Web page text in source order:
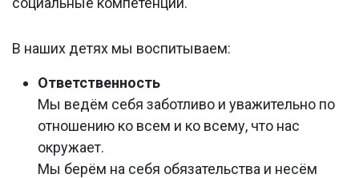
В наших детях мы воспитываем:
Ответственность
Мы ведём себя заботливо и уважительно по
отношению ко всем и ко всему, что нас
окружает.
Мы берём на себя обязательства и несём